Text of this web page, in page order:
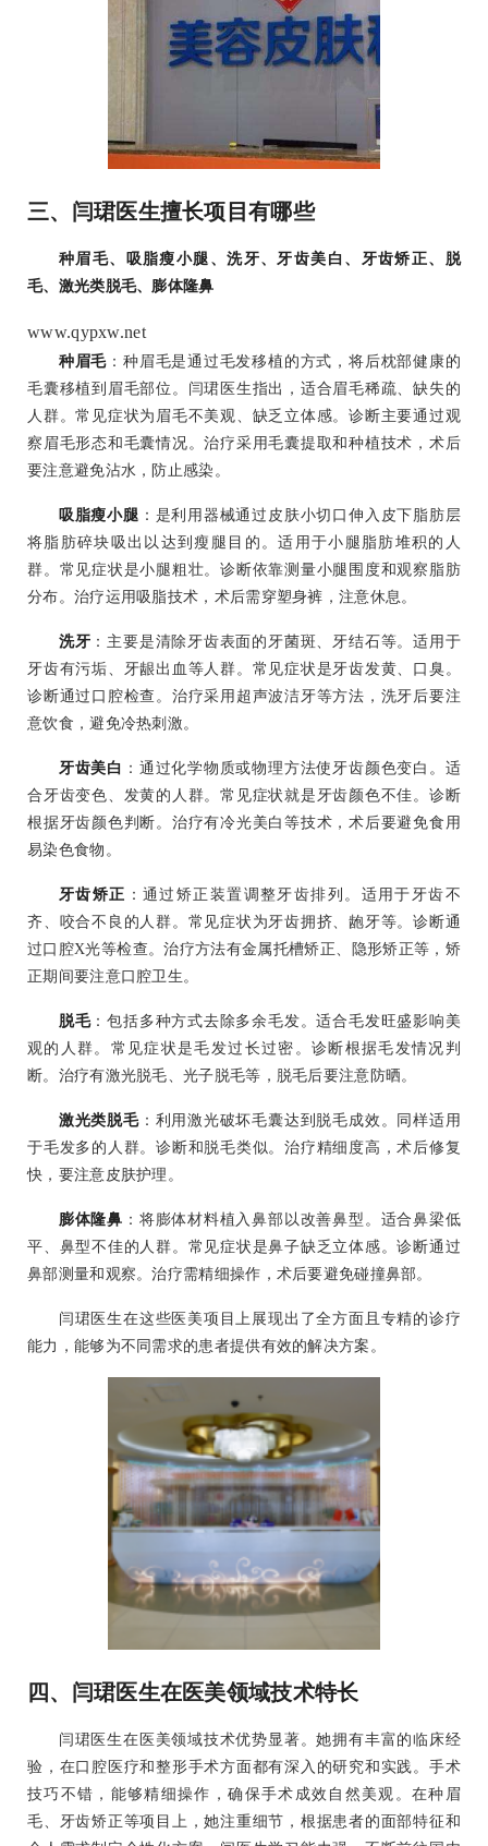
三、闫珺医生擅长项目有哪些
种眉毛、吸脂瘦小腿、洗牙、牙齿美白、牙齿矫正、脱
毛、激光类脱毛、膨体隆鼻
www.qypxw.net
种眉毛 ：种眉毛是通过毛发移植的方式，将后枕部健康的
毛囊移植到眉毛部位。闫珺医生指出，适合眉毛稀疏、缺失的
人群。常见症状为眉毛不美观、缺乏立体感。诊断主要通过观
察眉毛形态和毛囊情况。治疗采用毛囊提取和种植技术，术后
要注意避免沾水，防止感染。
吸脂瘦小腿 ：是利用器械通过皮肤小切口伸入皮下脂肪层
将脂肪碎块吸出以达到瘦腿目的。适用于小腿脂肪堆积的人
群。常见症状是小腿粗壮。诊断依靠测量小腿围度和观察脂肪
分布。治疗运用吸脂技术，术后需穿塑身裤，注意休息。
洗牙 ：主要是清除牙齿表面的牙菌斑、牙结石等。适用于
牙齿有污垢、牙龈出血等人群。常见症状是牙齿发黄、口臭。
诊断通过口腔检查。治疗采用超声波洁牙等方法，洗牙后要注
意饮食，避免冷热刺激。
牙齿美白 ：通过化学物质或物理方法使牙齿颜色变白。适
合牙齿变色、发黄的人群。常见症状就是牙齿颜色不佳。诊断
根据牙齿颜色判断。治疗有冷光美白等技术，术后要避免食用
易染色食物。
牙齿矫正 ：通过矫正装置调整牙齿排列。适用于牙齿不
齐、咬合不良的人群。常见症状为牙齿拥挤、龅牙等。诊断通
过口腔X光等检查。治疗方法有金属托槽矫正、隐形矫正等，矫
正期间要注意口腔卫生。
脱毛：包括多种方式去除多余毛发。适合毛发旺盛影响美
观的人群。常见症状是毛发过长过密。诊断根据毛发情况判
断。治疗有激光脱毛、光子脱毛等，脱毛后要注意防晒。
激光类脱毛：利用激光破坏毛囊达到脱毛成效。同样适用
于毛发多的人群。诊断和脱毛类似。治疗精细度高，术后修复
快，要注意皮肤护理。
膨体隆鼻 ：将膨体材料植入鼻部以改善鼻型。适合鼻梁低
平、鼻型不佳的人群。常见症状是鼻子缺乏立体感。诊断通过
鼻部测量和观察。治疗需精细操作，术后要避免碰撞鼻部。
闫珺医生在这些医美项目上展现出了全方面且专精的诊疗
能力，能够为不同需求的患者提供有效的解决方案。
四、闫珺医生在医美领域技术特长
闫珺医生在医美领域技术优势显著。她拥有丰富的临床经
验，在口腔医疗和整形手术方面都有深入的研究和实践。手术
技巧不错，能够精细操作，确保手术成效自然美观。在种眉
毛、牙齿矫正等项目上，她注重细节，根据患者的面部特征和